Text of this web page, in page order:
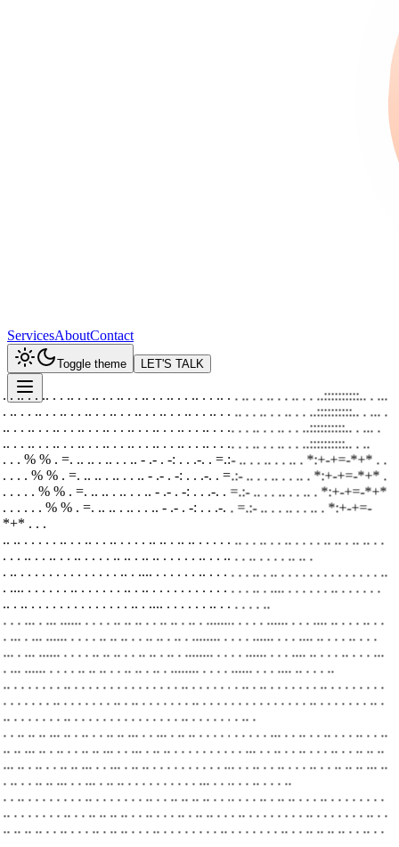
ServicesAboutContact
Toggle theme LET'S TALK
. . .. . . .. . . .. . . .. . . .. . . .. . . .. . . .. . . .. . . .. . . .. . . .. . . ..::::::::::.. . ...
. .. . . .. . . .. . . .. . . .. . . .. . . .. . . .. . . .. . . .. . . .. . . .. . . ..::::::::::.. . ... .
.. . . .. . . .. . . .. . . .. . . .. . . .. . . .. . . .. . . .. . . .. . . .. . . ..::::::::::.. . ... .
.. . . .. . . .. . . .. . . .. . . .. . . .. . . .. . . .. . . .. . . .. . . .. . . ..::::::::::.. . ..
. . . % % . =. .. .. . .. . . .. - .- . -: . . .-. . =.:- .. . . .. . . .. . *:+-+=-*+* . .
. . . . % % . =. .. .. . .. . . .. - .- . -: . . .-. . =.:- .. . . .. . . .. . *:+-+=-*+* .
. . . . . % % . =. .. .. . .. . . .. - .- . -: . . .-. . =.:- .. . . .. . . .. . *:+-+=-*+*
. . . . . . % % . =. .. .. . .. . . .. - .- . -: . . .-. . =.:- .. . . .. . . .. . *:+-+=-
*+* . . .
.. .. . . . . . .. . . .. . . .. . . . . .. .. . .. .. . . . . . .. . . .. . . .. . . . . .. .. . .. .. . .
. . . .. . . .. . . .. . . . . .. .. . .. .. . . . . . .. . . .. . . .. . . . . .. .. .
. .. . . . . . . . . . . . . . . .. . .... . . . . . . .. . . . . . . .. . .. . . . . . . . . . . . . . . ..
. .... . . . . . . .. . . . . . . .. . .. . . . . . . . . . . . . . . .. . .... . . . . . . .. . . . . . .
.. . .. . . . . . . . . . . . . . . .. . .... . . . . . . .. . . . . . . ..
. . . ... . ... ...... . . . . .. .. .. . . .. .. . .. . ........ . . . . ...... . . . .... .. . . . .. . .
. ... . ... ...... . . . . .. .. .. . . .. .. . .. . ........ . . . . ...... . . . .... .. . . . .. . . .
... . ... ...... . . . . .. .. .. . . .. .. . .. . ........ . . . . ...... . . . .... .. . . . .. . . . ...
. ... ...... . . . . .. .. .. . . .. .. . .. . ........ . . . . ...... . . . .... .. . . . ..
.. . . . . . . . .. . . . . . . . . . . . . . . . .. . . . . . . . .. . .. . . . . . . . .. . . . . . . . .
. . . . . . . .. . . . . . . . .. . .. . . . . . . . .. . . . . . . . . . . . . . . . .. . . . . . . . .. .
.. . . . . . . . .. . . . . . . . . . . . . . . . .. . . . . . . . .. .
. . .. .. .. ... .. . .. . . .. .. ... . . ... . .. .. . . . . . . . . . . ... . . .. . . .. . . . .. . . ..
.. .. ... .. . .. . . .. .. ... . . ... . .. .. . . . . . . . . . . ... . . .. . . .. . . . .. . . .. .. ..
... .. . .. . . .. .. ... . . ... . .. .. . . . . . . . . . . ... . . .. . . .. . . . .. . . .. .. .. ... ..
. .. . . .. .. ... . . ... . .. .. . . . . . . . . . . ... . . .. . . .. . . . ..
. . .. . . . . . . . . .. . . . . . . . .. . . .. .. .. .. . . .. . . . .. . .. .. . . . .. . . . . . . . .
.. . . . . . . . .. . . .. .. .. .. . . .. . . . .. . .. .. . . . .. . . . . . . . . .. . . . . . . . .. . .
.. .. .. .. . . .. . . . .. . .. .. . . . .. . . . . . . . . .. . . . . . . . .. . . .. .. .. .. . . .. . .
. .. . .. .. .